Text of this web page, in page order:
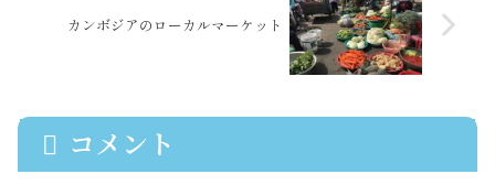
カンボジアのローカルマーケット
コメント